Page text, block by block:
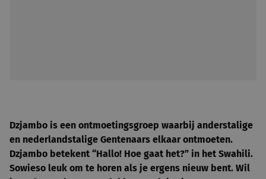
Dzjambo is een ontmoetingsgroep waarbij anderstalige
en nederlandstalige Gentenaars elkaar ontmoeten.
Dzjambo betekent “Hallo! Hoe gaat het?” in het Swahili.
Sowieso leuk om te horen als je ergens nieuw bent. Wil